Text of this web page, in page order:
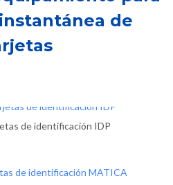
de
de identificación IDP